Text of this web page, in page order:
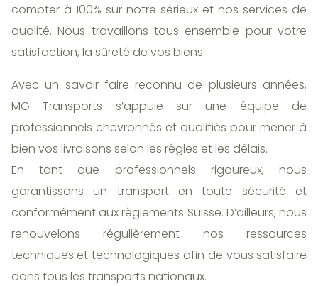
compter à 100% sur notre sérieux et nos services de
qualité. Nous travaillons tous ensemble pour votre
satisfaction, la sûreté de vos biens.
Avec un savoir-faire reconnu de plusieurs années,
MG Transports s’appuie sur une équipe de
professionnels chevronnés et qualifiés pour mener à
bien vos livraisons selon les règles et les délais.
En tant que professionnels rigoureux, nous
garantissons un transport en toute sécurité et
conformément aux règlements Suisse. D’ailleurs, nous
renouvelons régulièrement nos ressources
techniques et technologiques afin de vous satisfaire
dans tous les transports nationaux.